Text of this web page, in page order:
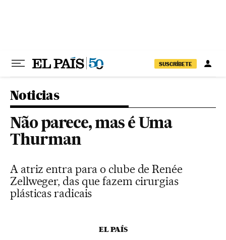
SUSCRÍBETE
Noticias
Não parece, mas é Uma
Thurman
A atriz entra para o clube de Renée
Zellweger, das que fazem cirurgias
plásticas radicais
EL PAÍS